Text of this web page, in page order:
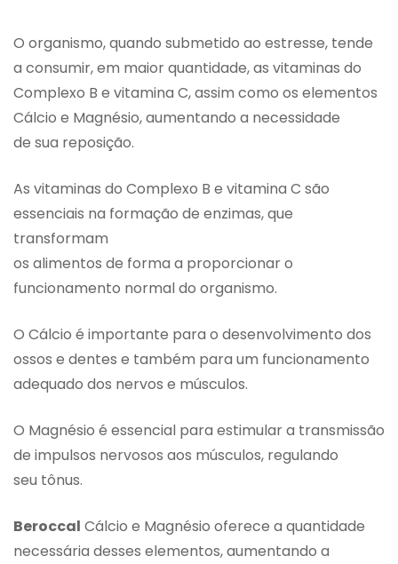
O organismo, quando submetido ao estresse, tende
a consumir, em maior quantidade, as vitaminas do
Complexo B e vitamina C, assim como os elementos
Cálcio e Magnésio, aumentando a necessidade
de sua reposição.
As vitaminas do Complexo B e vitamina C são
essenciais na formação de enzimas, que
transformam
os alimentos de forma a proporcionar o
funcionamento normal do organismo.
O Cálcio é importante para o desenvolvimento dos
ossos e dentes e também para um funcionamento
adequado dos nervos e músculos.
O Magnésio é essencial para estimular a transmissão
de impulsos nervosos aos músculos, regulando
seu tônus.
Beroccal Cálcio e Magnésio oferece a quantidade
necessária desses elementos, aumentando a